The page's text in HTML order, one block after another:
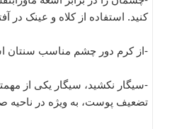
کنید. استفاده از کلاه و عینک
-از کرم دور چشم مناسب سنتان
-سیگار نکشید، سیگار یکی از
تضعیف پوست، به ویژه در